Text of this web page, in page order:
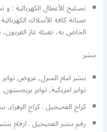
تصليح الأعطال الكهربائية :
صيانة كافة الأسلاك
الخاص به، تعبئة غاز الفريون،
بنشر
بنشر امام المنزل, عروض تواير
تواير امريكية, تواير بريجستون.
كراج الفحيحيل . كراج
رقم بنشر الفحيحيل . ارقام